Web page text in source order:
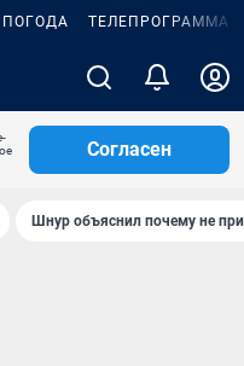
ПОГОДА ТЕЛЕПРОГРАММА
Согласен
Шнур объяснил почему не